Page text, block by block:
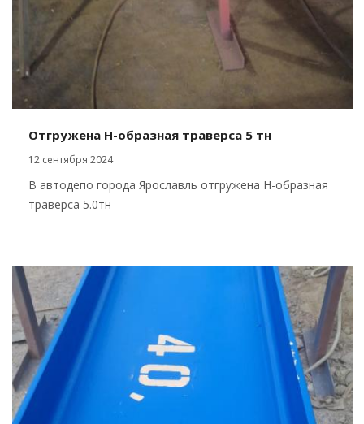
Отгружена Н-образная траверса 5 тн
12 сентября 2024
В автодепо города Ярославль отгружена Н-образная
траверса 5.0тн